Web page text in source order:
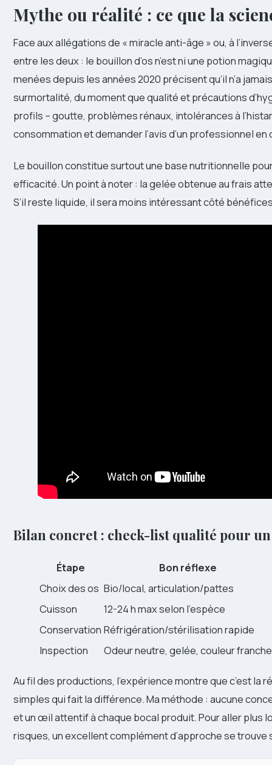
Mythe ou réalité : ce que la
Face aux allégations de « miracle anti-âge » ou, à
entre les deux : le bouillon d’os n’est ni une potion
menées depuis les années 2020 précisent qu’il n’a
surmortalité, du moment que qualité et précautions
profils – goutte, problèmes rénaux, intolérances à
consommation et demander l’avis d’un professionnel en
Le bouillon constitue surtout une base nutritionnelle
efficacité. Un point à noter : la gelée obtenue au frais
S’il reste liquide, il sera moins intéressant côté
Bilan concret : check-list qualité pour
Étape
Bon réflexe
Choix des os Bio/local, articulation/pattes
Cuisson
12-24 h max selon l’espèce
Conservation Réfrigération/stérilisation rapide
Inspection
Odeur neutre, gelée, couleur franche
Au fil des productions, l’expérience montre que c’est la
simples qui fait la différence. Ma méthode : aucune
et un œil attentif à chaque bocal produit. Pour aller plus
risques, un excellent complément d’approche se trouve